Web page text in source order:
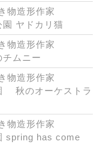
物造形作家
ヤドカリ猫
物造形作家
ムニー
物造形作家
秋のオーケストラ
物造形作家
spring has come